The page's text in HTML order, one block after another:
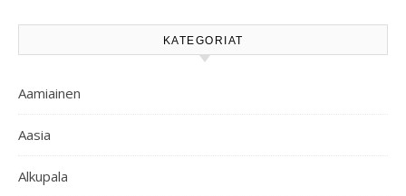
KATEGORIAT
Aamiainen
Aasia
Alkupala